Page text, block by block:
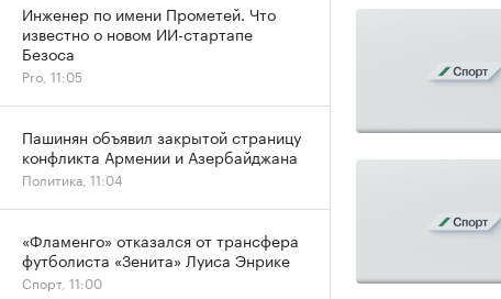
Инженер по имени Прометей. Что
известно о новом ИИ-стартапе
Безоса
Pro, 11:05
Пашинян объявил закрытой страницу
конфликта Армении и Азербайджана
Политика, 11:04
«Фламенго» отказался от трансфера
футболиста «Зенита» Луиса Энрике
Спорт, 11:00